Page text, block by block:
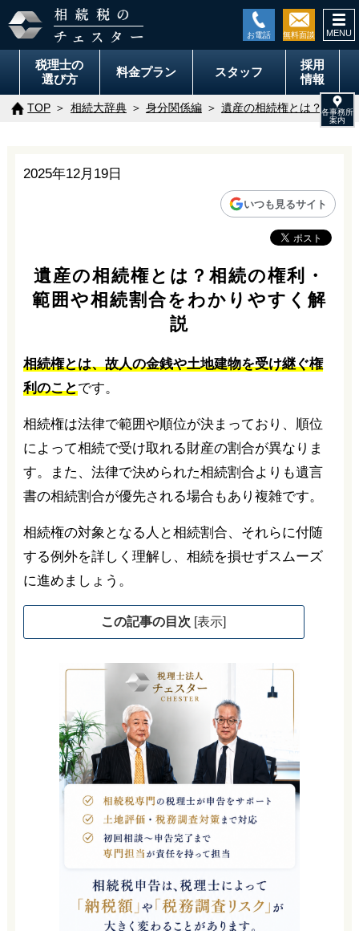
税理士の
選び方
料金プラン スタッフ
採用
情報
TOP 相続大辞典 身分関係編 遺産の相続権とは？相続
2025年12月19日
いつも見るサイト
遺産の相続権とは？相続の権利・
範囲や相続割合をわかりやすく解
説
相続権とは、故人の金銭や土地建物を受け継ぐ権
利のことです。
相続権は法律で範囲や順位が決まっており、順位
によって相続で受け取れる財産の割合が異なりま
す。また、法律で決められた相続割合よりも遺言
書の相続割合が優先される場合もあり複雑です。
相続権の対象となる人と相続割合、それらに付随
する例外を詳しく理解し、相続を損せずスムーズ
に進めましょう。
この記事の目次 [表示]